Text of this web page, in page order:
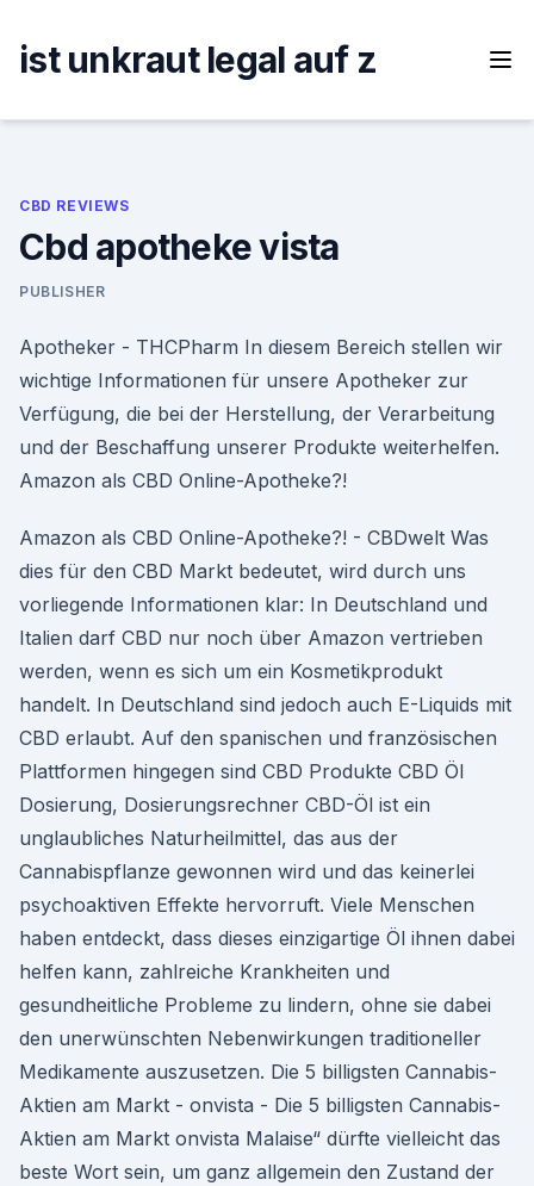
content
ist unkraut legal auf z
CBD REVIEWS
Cbd apotheke vista
PUBLISHER
Apotheker - THCPharm In diesem Bereich stellen wir
wichtige Informationen für unsere Apotheker zur
Verfügung, die bei der Herstellung, der Verarbeitung
und der Beschaffung unserer Produkte weiterhelfen.
Amazon als CBD Online-Apotheke?!
Amazon als CBD Online-Apotheke?! - CBDwelt Was
dies für den CBD Markt bedeutet, wird durch uns
vorliegende Informationen klar: In Deutschland und
Italien darf CBD nur noch über Amazon vertrieben
werden, wenn es sich um ein Kosmetikprodukt
handelt. In Deutschland sind jedoch auch E-Liquids mit
CBD erlaubt. Auf den spanischen und französischen
Plattformen hingegen sind CBD Produkte CBD Öl
Dosierung, Dosierungsrechner CBD-Öl ist ein
unglaubliches Naturheilmittel, das aus der
Cannabispflanze gewonnen wird und das keinerlei
psychoaktiven Effekte hervorruft. Viele Menschen
haben entdeckt, dass dieses einzigartige Öl ihnen dabei
helfen kann, zahlreiche Krankheiten und
gesundheitliche Probleme zu lindern, ohne sie dabei
den unerwünschten Nebenwirkungen traditioneller
Medikamente auszusetzen. Die 5 billigsten Cannabis-
Aktien am Markt - onvista - Die 5 billigsten Cannabis-
Aktien am Markt onvista Malaise“ dürfte vielleicht das
beste Wort sein, um ganz allgemein den Zustand der